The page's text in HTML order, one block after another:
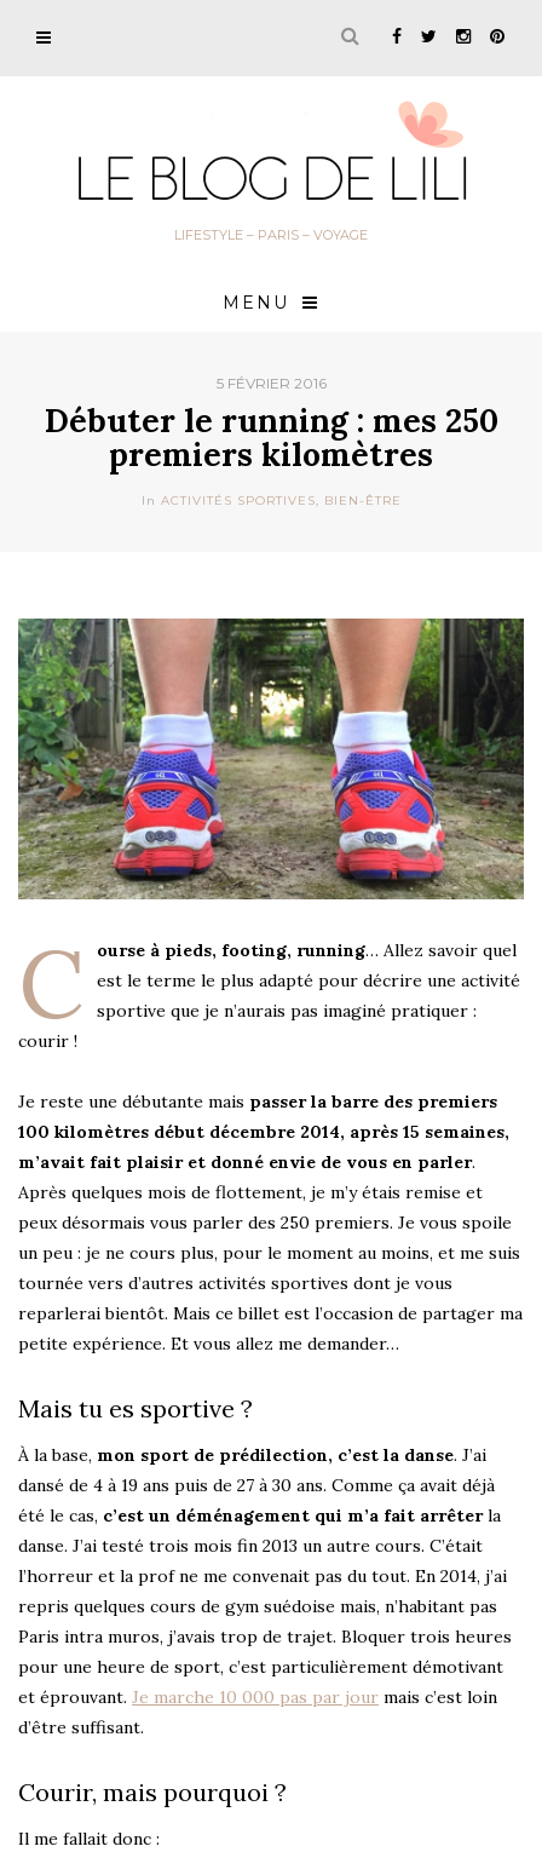
LIFESTYLE – PARIS – VOYAGE
MENU
5 FÉVRIER 2016
Débuter le running : mes 250
premiers kilomètres
In ACTIVITÉS SPORTIVES, BIEN-ÊTRE
C ourse à pieds, footing, running… Allez savoir quel
est le terme le plus adapté pour décrire une activité
sportive que je n’aurais pas imaginé pratiquer :
courir !
Je reste une débutante mais passer la barre des premiers
100 kilomètres début décembre 2014, après 15 semaines,
m’avait fait plaisir et donné envie de vous en parler.
Après quelques mois de flottement, je m’y étais remise et
peux désormais vous parler des 250 premiers. Je vous spoile
un peu : je ne cours plus, pour le moment au moins, et me suis
tournée vers d’autres activités sportives dont je vous
reparlerai bientôt. Mais ce billet est l’occasion de partager ma
petite expérience. Et vous allez me demander…
Mais tu es sportive ?
À la base, mon sport de prédilection, c’est la danse. J’ai
dansé de 4 à 19 ans puis de 27 à 30 ans. Comme ça avait déjà
été le cas, c’est un déménagement qui m’a fait arrêterla
danse. J’ai testé trois mois fin 2013 un autre cours. C’était
l’horreur et la prof ne me convenait pas du tout. En 2014, j’ai
repris quelques cours de gym suédoise mais, n’habitant pas
Paris intra muros, j’avais trop de trajet. Bloquer trois heures
pour une heure de sport, c’est particulièrement démotivant
et éprouvant. Je marche 10 000 pas par jour mais c’est loin
d’être suffisant.
Courir, mais pourquoi ?
Il me fallait donc :